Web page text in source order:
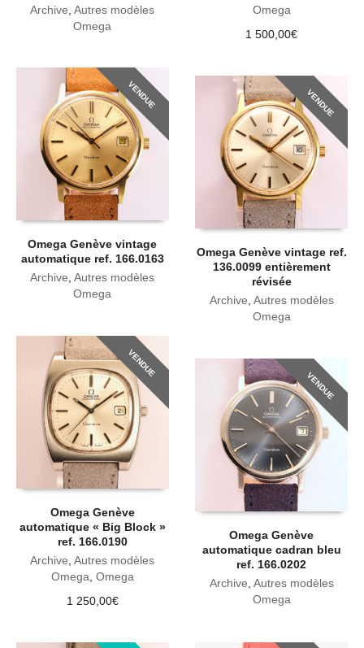
Archive ,Autres modèles
Omega
Omega
1 500,00€
VENDUE
Omega Genève vintage
automatique ref. 166.0163
Archive ,Autres modèles
Omega
VENDUE
Omega Genève vintage ref.
136.0099 entièrement
révisée
Archive Autres modèles
Omega
VENDUE
Omega Genève
automatique « Big Block »
ref. 166.0190
Archive ,Autres modèles
Omega Omega
1 250,00€
VENDUE
Omega Genève
automatique cadran bleu
ref. 166.0202
Archive Autres modèles
Omega